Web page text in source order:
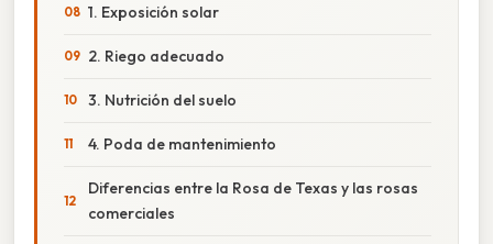
1. Exposición solar
2. Riego adecuado
3. Nutrición del suelo
4. Poda de mantenimiento
Diferencias entre la Rosa de Texas y las rosas
comerciales